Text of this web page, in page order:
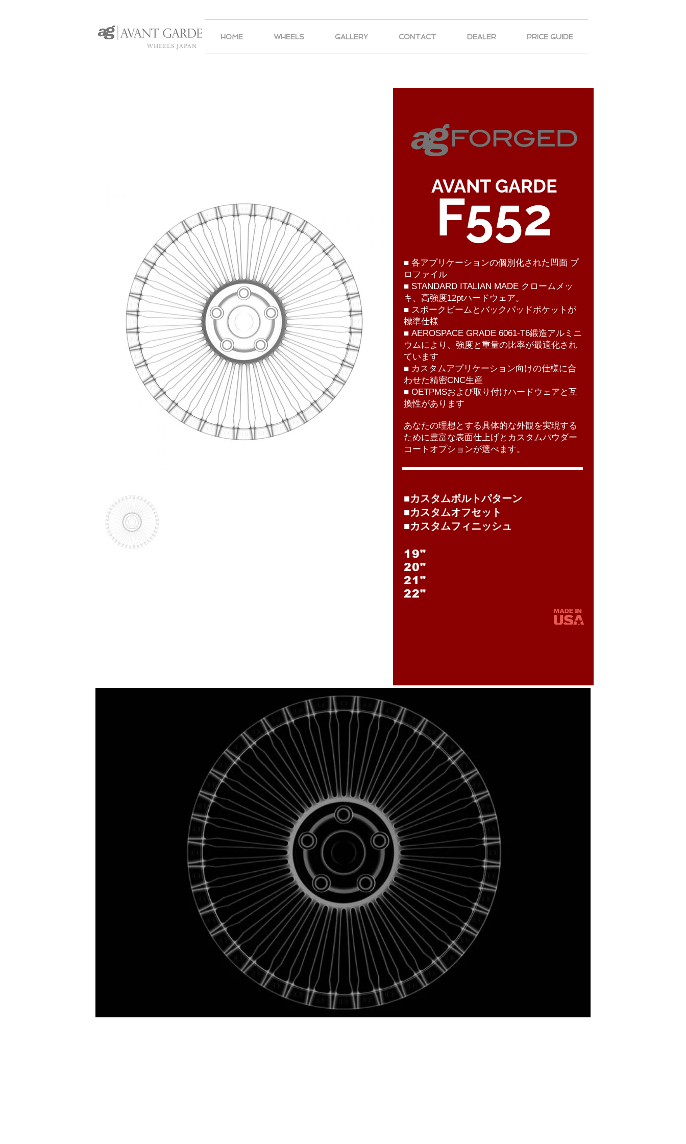
WHEELS JAPAN
HOME WHEELS GALLERY CONTACT DEALER PRICE GUIDE
AVANT GARDE
F552
■ 各アプリケーションの個別化された凹面 プ
ロファイル
■ STANDARD ITALIAN MADE クロームメッ
キ、高強度12ptハードウェア。
■ スポークビームとバックパッドポケットが
標準仕様
■ AEROSPACE GRADE 6061-T6鍛造アルミニ
ウムにより、強度と重量の比率が最適化され
ています
■ カスタムアプリケーション向けの仕様に合
わせた精密CNC生産
■ OETPMSおよび取り付けハードウェアと互
換性があります
あなたの理想とする具体的な外観を実現する
ために豊富な表面仕上げとカスタムパウダー
コートオプションが選べます。
■カスタムボルトパターン
■カスタムオフセット
■カスタムフィニッシュ
19"
20"
21"
22"